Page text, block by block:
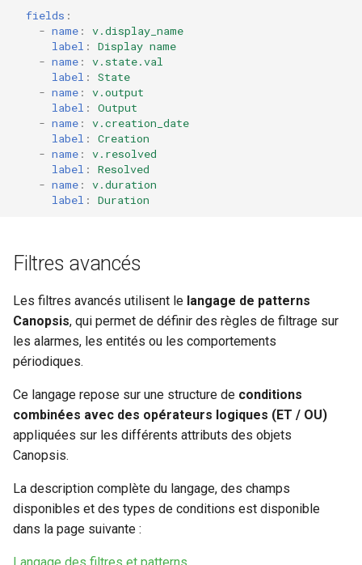
fields :
- name :
v.display_name
label :
Display name
- name :
v.state.val
label :
State
- name :
v.output
label :
Output
- name :
v.creation_date
label :
Creation
- name :
v.resolved
label :
Resolved
- name :
v.duration
label : Duration
Filtres avancés
Les filtres avancés utilisent le langage de patterns
Canopsis, qui permet de définir des règles de filtrage sur
les alarmes, les entités ou les comportements
périodiques.
Ce langage repose sur une structure de conditions
combinées avec des opérateurs logiques (ET / OU)
appliquées sur les différents attributs des objets
Canopsis.
La description complète du langage, des champs
disponibles et des types de conditions est disponible
dans la page suivante :